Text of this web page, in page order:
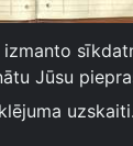
izmanto
Jūsu
uzskaiti.